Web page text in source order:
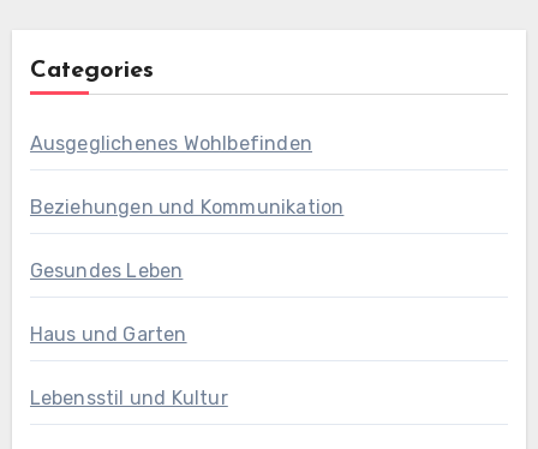
Categories
Ausgeglichenes Wohlbefinden
Beziehungen und Kommunikation
Gesundes Leben
Haus und Garten
Lebensstil und Kultur